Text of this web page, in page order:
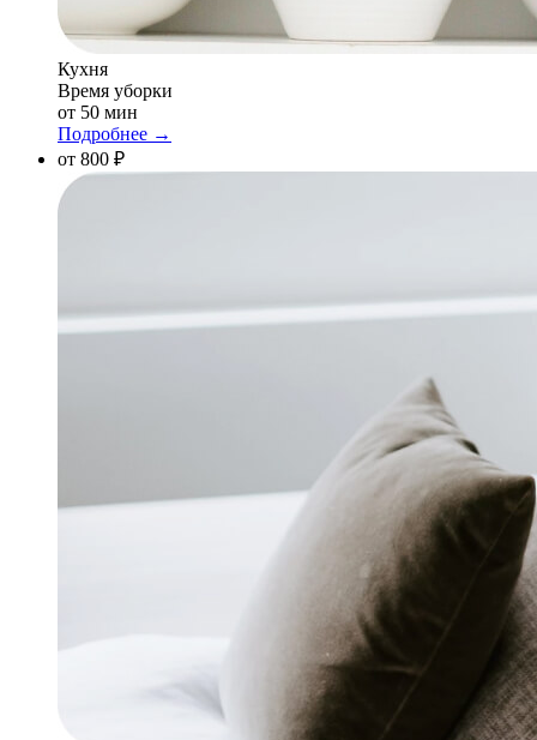
Кухня
Время уборки
от 50 мин
Подробнее →
от 800 ₽